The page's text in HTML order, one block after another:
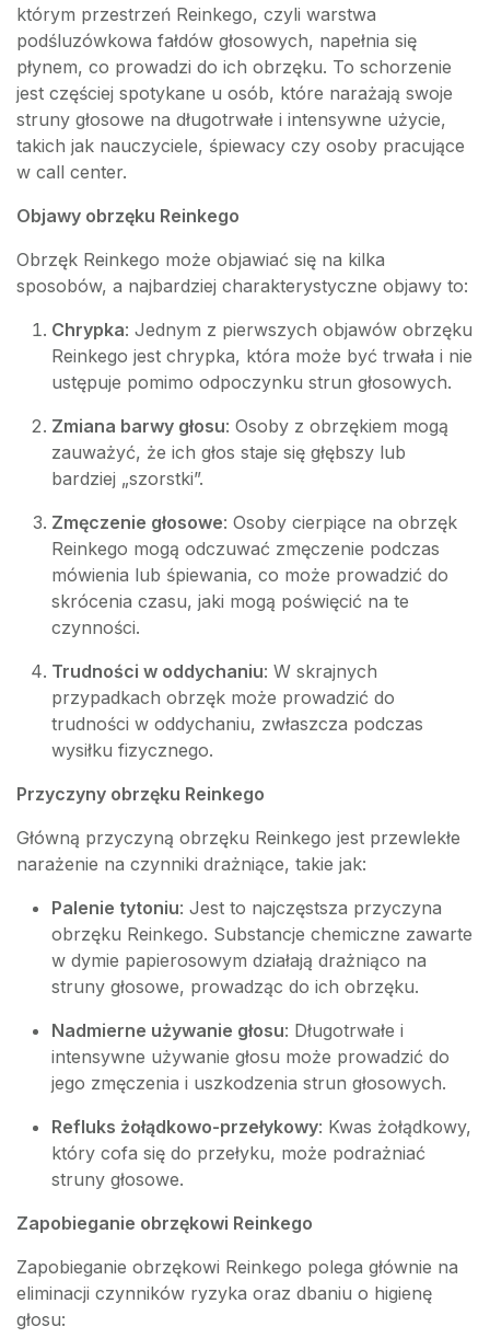
którym przestrzeń Reinkego, czyli warstwa
podśluzówkowa fałdów głosowych, napełnia się
płynem, co prowadzi do ich obrzęku. To schorzenie
jest częściej spotykane u osób, które narażają swoje
struny głosowe na długotrwałe i intensywne użycie,
takich jak nauczyciele, śpiewacy czy osoby pracujące
w call center.
Objawy obrzęku Reinkego
Obrzęk Reinkego może objawiać się na kilka
sposobów, a najbardziej charakterystyczne objawy to:
Chrypka: Jednym z pierwszych objawów obrzęku
Reinkego jest chrypka, która może być trwała i nie
ustępuje pomimo odpoczynku strun głosowych.
Zmiana barwy głosu: Osoby z obrzękiem mogą
zauważyć, że ich głos staje się głębszy lub
bardziej „szorstki”.
Zmęczenie głosowe: Osoby cierpiące na obrzęk
Reinkego mogą odczuwać zmęczenie podczas
mówienia lub śpiewania, co może prowadzić do
skrócenia czasu, jaki mogą poświęcić na te
czynności.
Trudności w oddychaniu: W skrajnych
przypadkach obrzęk może prowadzić do
trudności w oddychaniu, zwłaszcza podczas
wysiłku fizycznego.
Przyczyny obrzęku Reinkego
Główną przyczyną obrzęku Reinkego jest przewlekłe
narażenie na czynniki drażniące, takie jak:
Palenie tytoniu: Jest to najczęstsza przyczyna
obrzęku Reinkego. Substancje chemiczne zawarte
w dymie papierosowym działają drażniąco na
struny głosowe, prowadząc do ich obrzęku.
Nadmierne używanie głosu: Długotrwałe i
intensywne używanie głosu może prowadzić do
jego zmęczenia i uszkodzenia strun głosowych.
Refluks żołądkowo-przełykowy: Kwas żołądkowy,
który cofa się do przełyku, może podrażniać
struny głosowe.
Zapobieganie obrzękowi Reinkego
Zapobieganie obrzękowi Reinkego polega głównie na
eliminacji czynników ryzyka oraz dbaniu o higienę
głosu: